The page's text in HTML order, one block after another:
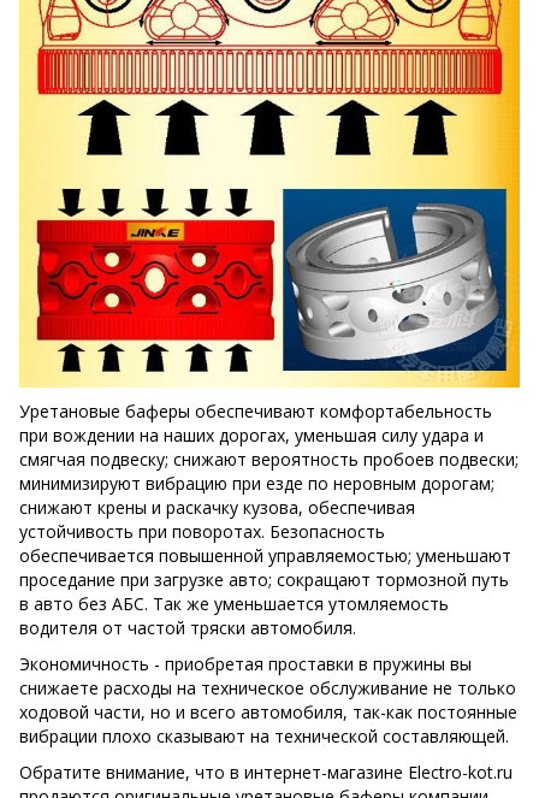
Уретановые баферы обеспечивают комфортабельность
при вождении на наших дорогах, уменьшая силу удара и
смягчая подвеску; снижают вероятность пробоев подвески;
минимизируют вибрацию при езде по неровным дорогам;
снижают крены и раскачку кузова, обеспечивая
устойчивость при поворотах. Безопасность
обеспечивается повышенной управляемостью; уменьшают
проседание при загрузке авто; сокращают тормозной путь
в авто без АБС. Так же уменьшается утомляемость
водителя от частой тряски автомобиля.
Экономичность - приобретая проставки в пружины вы
снижаете расходы на техническое обслуживание не только
ходовой части, но и всего автомобиля, так-как постоянные
вибрации плохо сказывают на технической составляющей.
Обратите внимание, что в интернет-магазине Electro-kot.ru